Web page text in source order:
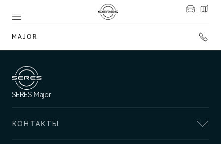
MAJOR
SERES Major
КОНТАКТЫ